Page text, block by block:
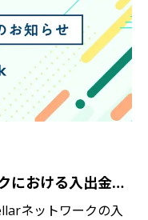
【再開済】Stellarネットワークにおける入出金の一時停止に関するお知らせ / Notice Regarding Temporary Suspension of Deposits and Withdrawals on the Stellar Network
ネットワークの入